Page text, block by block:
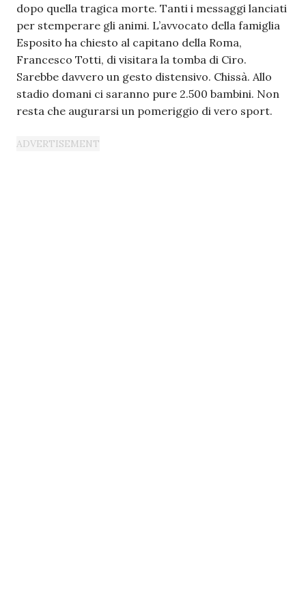
dopo quella tragica morte. Tanti i messaggi lanciati
per stemperare gli animi. L’avvocato della famiglia
Esposito ha chiesto al capitano della Roma,
Francesco Totti, di visitara la tomba di Ciro.
Sarebbe davvero un gesto distensivo. Chissà. Allo
stadio domani ci saranno pure 2.500 bambini. Non
resta che augurarsi un pomeriggio di vero sport.